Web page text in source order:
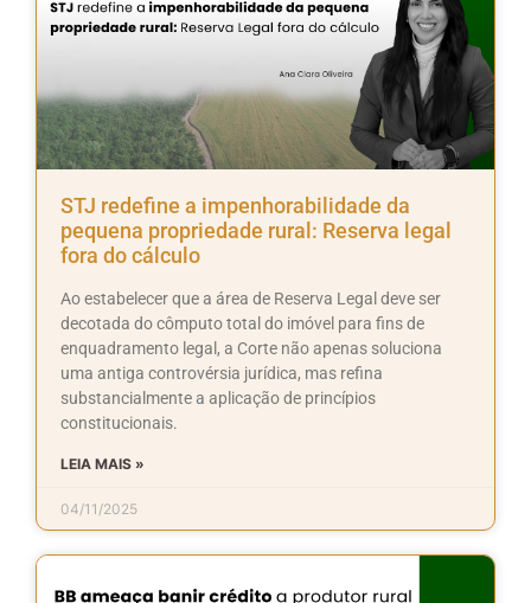
STJ redefine a impenhorabilidade da
pequena propriedade rural: Reserva legal
fora do cálculo
Ao estabelecer que a área de Reserva Legal deve ser
decotada do cômputo total do imóvel para fins de
enquadramento legal, a Corte não apenas soluciona
uma antiga controvérsia jurídica, mas refina
substancialmente a aplicação de princípios
constitucionais.
LEIA MAIS »
04/11/2025